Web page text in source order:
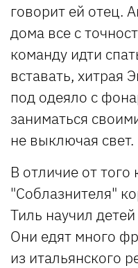
говорит ей отец.
дома все с
команду идти
вставать, хитрая
под одеяло с
заниматься
не выключая свет.
В отличие от того
"Соблазнителя"
Тиль научил
Они едят много
из итальянского